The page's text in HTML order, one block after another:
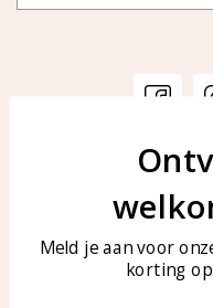
Veelgestelde vragen
Sieraden onderhouden
Meld je aan voor
korting